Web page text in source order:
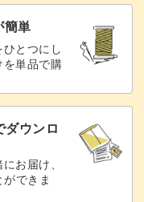
簡単
とつにし
単品で購
ダウンロ
お届け、
できま